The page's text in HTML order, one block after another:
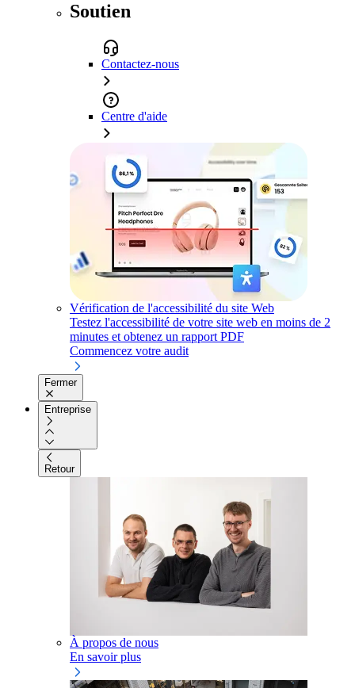
Soutien
Contactez-nous
Centre d'aide
Vérification de l'accessibilité du site Web
Testez l'accessibilité de votre site web en moins de 2
minutes et obtenez un rapport PDF
Commencez votre audit
Fermer
Entreprise
Retour
À propos de nous
En savoir plus